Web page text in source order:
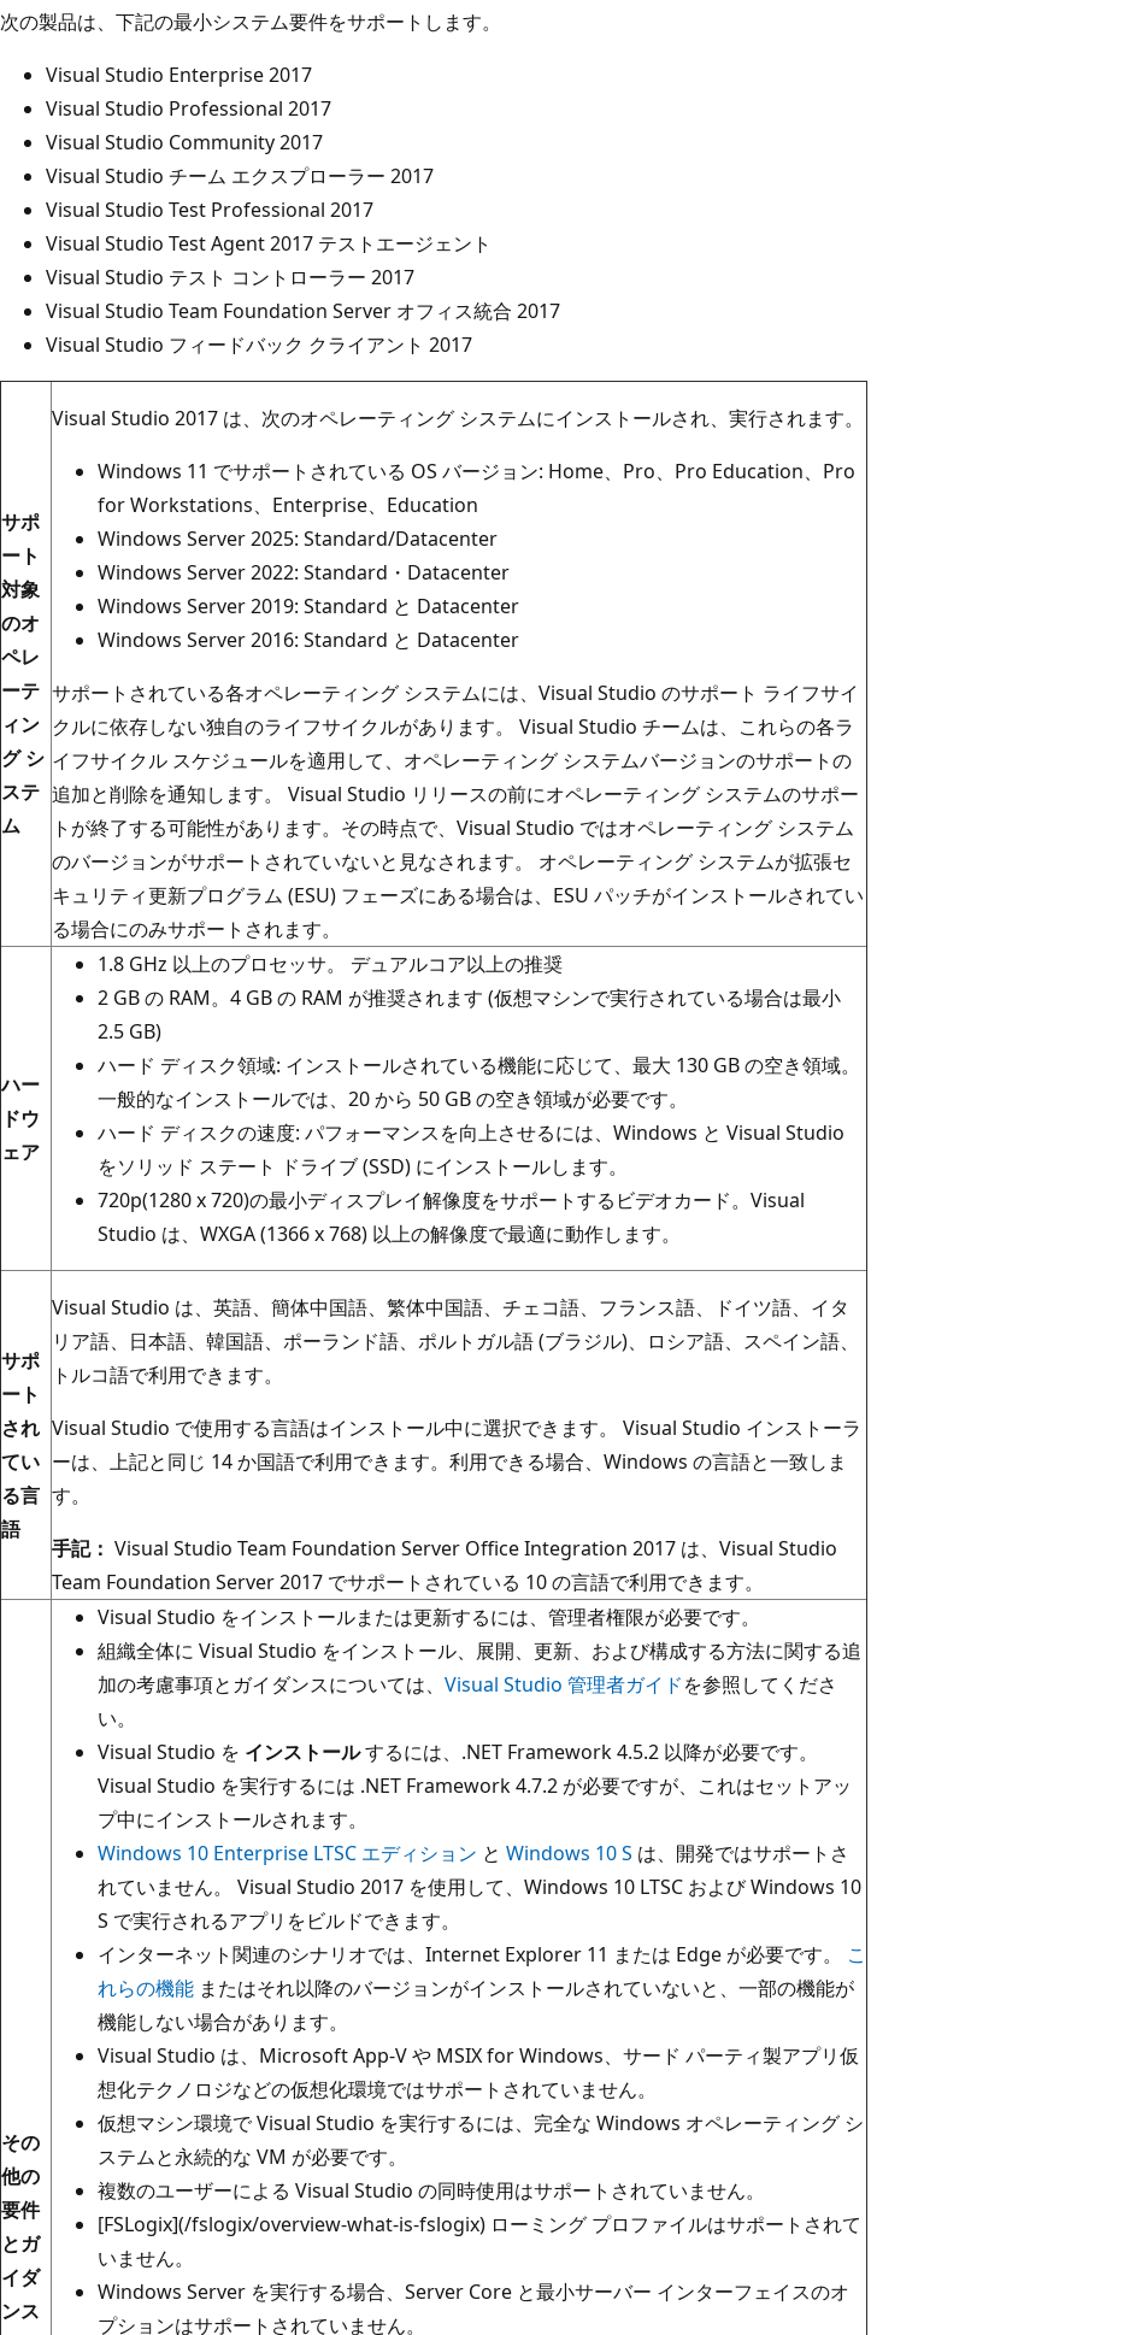
次の製品は、下記の最小システム要件をサポートします。
Visual Studio Enterprise 2017
Visual Studio Professional 2017
Visual Studio Community 2017
Visual Studio チーム エクスプローラー 2017
Visual Studio Test Professional 2017
Visual Studio Test Agent 2017 テストエージェント
Visual Studio テスト コントローラー 2017
Visual Studio Team Foundation Server オフィス統合 2017
Visual Studio フィードバック クライアント 2017
サポ
ート
対象
のオ
ペレ
ーテ
ィン
グ シ
ステ
ム
Visual Studio 2017 は、次のオペレーティング システムにインストールされ、実行されます。
Windows 11 でサポートされている OS バージョン: Home、Pro、Pro Education、Pro
for Workstations、Enterprise、Education
Windows Server 2025: Standard/Datacenter
Windows Server 2022: Standard・Datacenter
Windows Server 2019: Standard と Datacenter
Windows Server 2016: Standard と Datacenter
サポートされている各オペレーティング システムには、Visual Studio のサポート ライフサイ
クルに依存しない独自のライフサイクルがあります。 Visual Studio チームは、これらの各ラ
イフサイクル スケジュールを適用して、オペレーティング システムバージョンのサポートの
追加と削除を通知します。 Visual Studio リリースの前にオペレーティング システムのサポー
トが終了する可能性があります。その時点で、Visual Studio ではオペレーティング システム
のバージョンがサポートされていないと見なされます。 オペレーティング システムが拡張セ
キュリティ更新プログラム (ESU) フェーズにある場合は、ESU パッチがインストールされてい
る場合にのみサポートされます。
ハー
ドウ
ェア
1.8 GHz 以上のプロセッサ。 デュアルコア以上の推奨
2 GB の RAM。4 GB の RAM が推奨されます (仮想マシンで実行されている場合は最小
2.5 GB)
ハード ディスク領域: インストールされている機能に応じて、最大 130 GB の空き領域。
一般的なインストールでは、20 から 50 GB の空き領域が必要です。
ハード ディスクの速度: パフォーマンスを向上させるには、Windows と Visual Studio
をソリッド ステート ドライブ (SSD) にインストールします。
720p(1280 x 720)の最小ディスプレイ解像度をサポートするビデオカード。Visual
Studio は、WXGA (1366 x 768) 以上の解像度で最適に動作します。
サポ
ート
され
てい
る言
語
Visual Studio は、英語、簡体中国語、繁体中国語、チェコ語、フランス語、ドイツ語、イタ
リア語、日本語、韓国語、ポーランド語、ポルトガル語 (ブラジル)、ロシア語、スペイン語、
トルコ語で利用できます。
Visual Studio で使用する言語はインストール中に選択できます。 Visual Studio インストーラ
ーは、上記と同じ 14 か国語で利用できます。利用できる場合、Windows の言語と一致しま
す。
手記： Visual Studio Team Foundation Server Office Integration 2017 は、Visual Studio
Team Foundation Server 2017 でサポートされている 10 の言語で利用できます。
その
他の
要件
とガ
イダ
ンス
Visual Studio をインストールまたは更新するには、管理者権限が必要です。
組織全体に Visual Studio をインストール、展開、更新、および構成する方法に関する追
加の考慮事項とガイダンスについては、 Visual Studio 管理者ガイドを参照してくださ
い。
Visual Studio を インストールするには、.NET Framework 4.5.2 以降が必要です。
Visual Studio を実行するには .NET Framework 4.7.2 が必要ですが、これはセットアッ
プ中にインストールされます。
Windows 10 Enterprise LTSC エディション と Windows 10 S は、開発ではサポートさ
れていません。 Visual Studio 2017 を使用して、Windows 10 LTSC および Windows 10
S で実行されるアプリをビルドできます。
インターネット関連のシナリオでは、Internet Explorer 11 または Edge が必要です。 こ
れらの機能 またはそれ以降のバージョンがインストールされていないと、一部の機能が
機能しない場合があります。
Visual Studio は、Microsoft App-V や MSIX for Windows、サード パーティ製アプリ仮
想化テクノロジなどの仮想化環境ではサポートされていません。
仮想マシン環境で Visual Studio を実行するには、完全な Windows オペレーティング シ
ステムと永続的な VM が必要です。
複数のユーザーによる Visual Studio の同時使用はサポートされていません。
[FSLogix](/fslogix/overview-what-is-fslogix) ローミング プロファイルはサポートされて
いません。
Windows Server を実行する場合、Server Core と最小サーバー インターフェイスのオ
プションはサポートされていません。